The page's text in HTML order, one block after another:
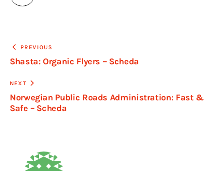
Navigazione
articoli
PREVIOUS
Shasta: Organic Flyers – Scheda
NEXT
Norwegian Public Roads Administration: Fast &
Safe – Scheda